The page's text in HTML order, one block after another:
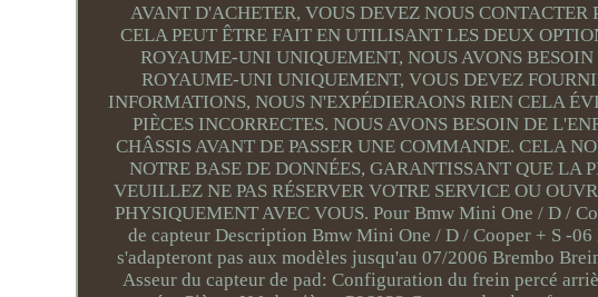
AVANT D'ACHETER, VOUS DEVEZ NOUS
CELA PEUT ÊTRE FAIT EN UTILISANT LES DEUX
ROYAUME-UNI UNIQUEMENT, NOUS AVONS
ROYAUME-UNI UNIQUEMENT, VOUS DEVEZ
INFORMATIONS, NOUS N'EXPÉDIERAONS RIEN CELA
PIÈCES INCORRECTES. NOUS AVONS BESOIN DE
CHÂSSIS AVANT DE PASSER UNE COMMANDE. CELA
NOTRE BASE DE DONNÉES, GARANTISSANT QUE LA
VEUILLEZ NE PAS RÉSERVER VOTRE SERVICE OU
PHYSIQUEMENT AVEC VOUS. Pour Bmw Mini One / D /
de capteur Description Bmw Mini One / D / Cooper + S -
s'adapteront pas aux modèles jusqu'au 07/2006 Brembo
Asseur du capteur de pad: Configuration du frein percé